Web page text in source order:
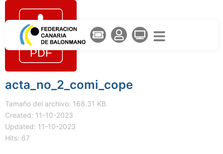
acta_no_2_comi_cope
Tamaño del archivo: 168.31 KB
Created: 11-10-2023
Updated: 11-10-2023
Hits: 67